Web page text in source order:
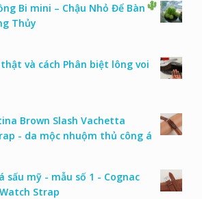
Bi mini – Chậu Nhỏ Để Bàn
Thủy
và cách Phân biệt lông voi
Brown Slash Vachetta
- da mộc nhuộm thủ công á
sấu mỹ - mẫu số 1 - Cognac
Strap